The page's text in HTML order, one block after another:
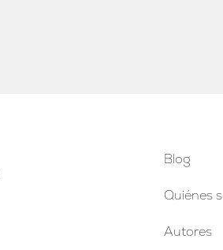
Blog
Quiénes
Autores